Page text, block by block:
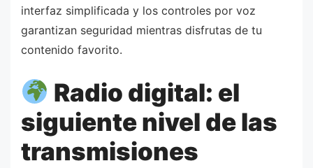
interfaz simplificada y los controles por voz
garantizan seguridad mientras disfrutas de tu
contenido favorito.
Radio digital: el
siguiente nivel de las
transmisiones